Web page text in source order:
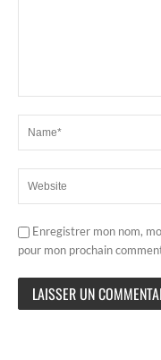
Enregistrer mon nom,
pour mon prochain